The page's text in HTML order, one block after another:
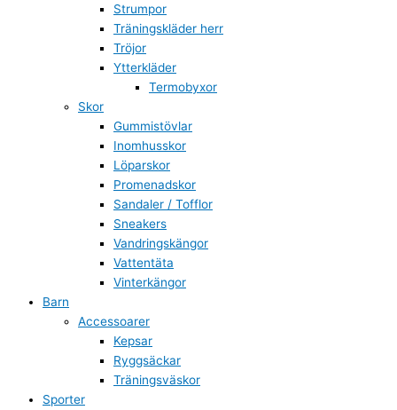
Strumpor
Träningskläder herr
Tröjor
Ytterkläder
Termobyxor
Skor
Gummistövlar
Inomhusskor
Löparskor
Promenadskor
Sandaler / Tofflor
Sneakers
Vandringskängor
Vattentäta
Vinterkängor
Barn
Accessoarer
Kepsar
Ryggsäckar
Träningsväskor
Sporter